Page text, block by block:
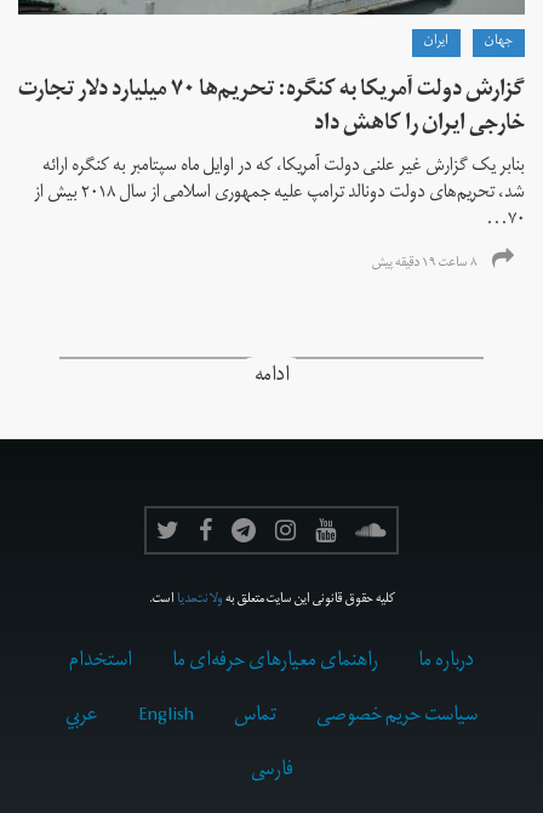
جهان ايران
گزارش دولت آمریکا به کنگره: تحریم‌ها ۷۰ میلیارد دلار تجارت
خارجی ایران را کاهش داد
بنابر یک گزارش غیر علنی دولت آمریکا، که در اوایل ماه سپتامبر به کنگره ارائه
شد، تحریم‌های دولت دونالد ترامپ علیه جمهوری اسلامی از سال ۲۰۱۸ بیش از
۷۰...
۸ ساعت ۱۹ دقیقه پیش
ادامه
کلیه حقوق قانونی این سایت متعلق بهولانت‌مدیااست.
درباره ما راهنمای معیارهای حرفه‌ای ما
استخدام
سیاست حریم خصوصی
تماس English
عربي
فارسى